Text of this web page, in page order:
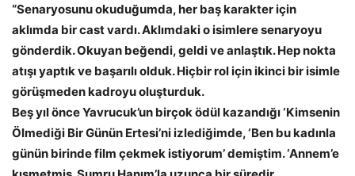
“Senaryosunu okuduğumda, her baş karakter için
aklımda bir cast vardı. Aklımdaki o isimlere senaryoyu
gönderdik. Okuyan beğendi, geldi ve anlaştık. Hep nokta
atışı yaptık ve başarılı olduk. Hiçbir rol için ikinci bir isimle
görüşmeden kadroyu oluşturduk.
Beş yıl önce Yavrucuk’un birçok ödül kazandığı ‘Kimsenin
Ölmediği Bir Günün Ertesi’ni izlediğimde, ‘Ben bu kadınla
günün birinde film çekmek istiyorum’ demiştim. ‘Annem’e